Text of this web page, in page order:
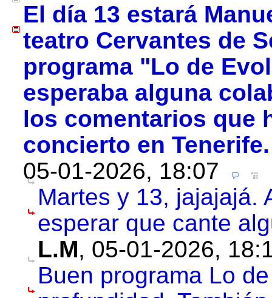
El día 13 estará
teatro Cervantes de
programa "Lo de
esperaba alguna
los comentarios que
concierto en Tenerife.
05-01-2026, 18:07
Martes y 13, jajajajá.
esperar que cante
L.M, 05-01-2026,
Buen programa Lo